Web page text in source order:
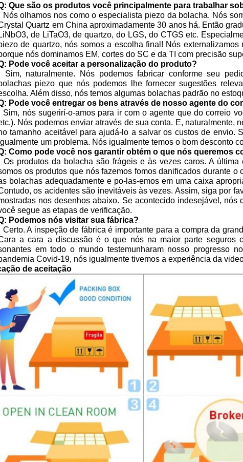
Que são os produtos você principalmente para trabalhar
Nós olhamos nos como o especialista piezo da bolacha. Nós
Quartz em China aproximadamente 30 anos há. Então
de LiTaO3, de quartzo, do LGS, do CTGS etc.
de quartzo, nós somos a escolha final! Nós
nós dominamos EM, cortes do SC e da TI com precisão
Pode você aceitar a personalização do produto?
Sim, naturalmente. Nós podemos fabricar conforme seu
piezo que nós podemos lhe fornecer sugestões
Além disso, nós temos algumas bolachas padrão no
Pode você entregar os bens através de nosso agente do
Sim, nós sugerirí-o-amos para ir com o agente que do correio
Nós podemos enviar através de sua conta. E, naturalmente,
tamanho aceitável para ajudá-lo a salvar os custos de envio.
um problema. Nós igualmente temos o bom desconto
Como pode você nos garantir obtém o que nós queremos
Os produtos da bolacha são frágeis e às vezes caros. A
os produtos que nós fazemos fomos danificados durante
bolachas adequadamente e po-las-emos em uma caixa
os acidentes são inevitáveis às vezes. Assim, siga por
nos desenhos abaixo. Se acontecido indesejável, nós
segue as etapas de verificação.
Podemos nós visitar sua fábrica?
Certo. A inspeção de fábrica é importante para a compra da
a cara a discussão é o que nós na maior parte seguros
em todo o mundo testemunharam nosso progresso
Covid-19, nós igualmente tivemos a experiência da
de aceitação